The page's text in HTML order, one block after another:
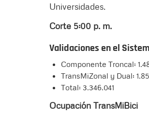
Universidades.
Corte 5:00 p. m.
Validaciones en el
Componente Troncal:
TransMiZonal y Dual:
Total: 3.346.041
Ocupación TransMiBici